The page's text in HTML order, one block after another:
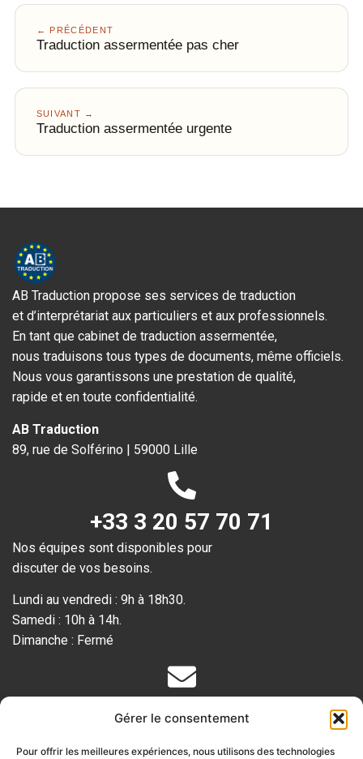
Gérer le consentement
Pour offrir les meilleures expériences, nous utilisons des technologies
← PRÉCÉDENT
Traduction assermentée pas cher
SUIVANT →
Traduction assermentée urgente
AB Traduction propose ses services de traduction
et d’interprétariat aux particuliers et aux professionnels.
En tant que cabinet de traduction assermentée,
nous traduisons tous types de documents, même officiels.
Nous vous garantissons une prestation de qualité,
rapide et en toute confidentialité.
AB Traduction
89, rue de Solférino | 59000 Lille
+33 3 20 57 70 71
Nos équipes sont disponibles pour
discuter de vos besoins.
Lundi au vendredi : 9h à 18h30.
Samedi : 10h à 14h.
Dimanche : Fermé
Votre devis gratuit